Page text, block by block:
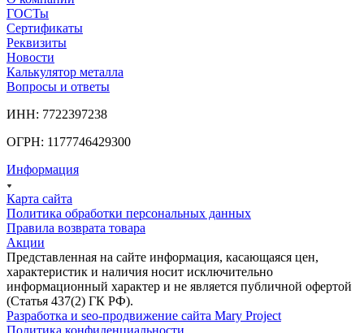
ГОСТы
Сертификаты
Реквизиты
Новости
Калькулятор металла
Вопросы и ответы
ИНН: 7722397238
ОГРН: 1177746429300
Информация
Карта сайта
Политика обработки персональных данных
Правила возврата товара
Акции
Представленная на сайте информация, касающаяся цен,
характеристик и наличия носит исключительно
информационный характер и не является публичной офертой
(Статья 437(2) ГК РФ).
Разработка и seo-продвижение сайта Mary Project
Политика конфиденциальности